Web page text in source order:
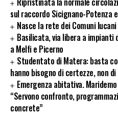
sul raccordo Sicignano-Potenza
Nasce la rete dei Comuni
Basilicata, via libera a
a Melfi e Picerno
Studentato di Matera: basta
hanno bisogno di certezze, non
Emergenza abitativa.
“Servono confronto,
concrete”